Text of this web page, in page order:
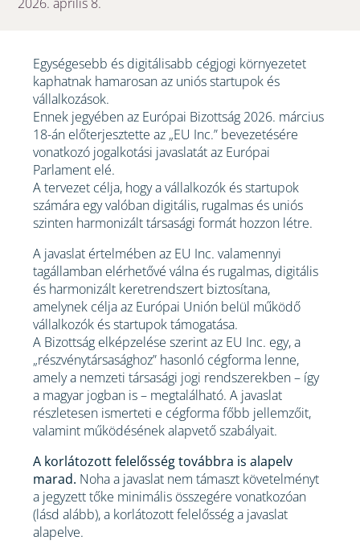
Egységesebb és digitálisabb cégjogi környezetet
kaphatnak hamarosan az uniós startupok és
vállalkozások.
Ennek jegyében az Európai Bizottság 2026. március
18-án előterjesztette az „EU Inc.” bevezetésére
vonatkozó jogalkotási javaslatát az Európai
Parlament elé.
A tervezet célja, hogy a vállalkozók és startupok
számára egy valóban digitális, rugalmas és uniós
szinten harmonizált társasági formát hozzon létre.
A javaslat értelmében az EU Inc. valamennyi
tagállamban elérhetővé válna és rugalmas, digitális
és harmonizált keretrendszert biztosítana,
amelynek célja az Európai Unión belül működő
vállalkozók és startupok támogatása.
A Bizottság elképzelése szerint az EU Inc. egy, a
„részvénytársasághoz” hasonló cégforma lenne,
amely a nemzeti társasági jogi rendszerekben – így
a magyar jogban is – megtalálható. A javaslat
részletesen ismerteti e cégforma főbb jellemzőit,
valamint működésének alapvető szabályait.
A korlátozott felelősség továbbra is alapelv
marad. Noha a javaslat nem támaszt követelményt
a jegyzett tőke minimális összegére vonatkozóan
(lásd alább), a korlátozott felelősség a javaslat
alapelve.